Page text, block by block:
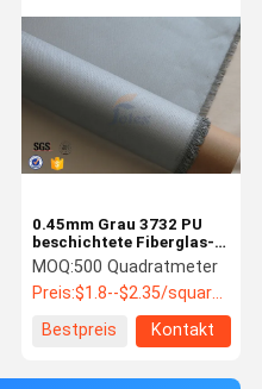
0.45mm Grau 3732 PU
beschichtete Fiberglas-
Feuer-Decke, Gewicht
430g/M2
MOQ:500 Quadratmeter
Preis:$1.8--$2.35/square meter
Bestpreis
Kontakt